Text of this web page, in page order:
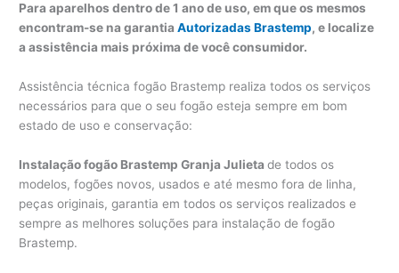
Para aparelhos dentro de 1 ano de uso, em que os mesmos
encontram-se na garantiaAutorizadas Brastemp, e localize
a assistência mais próxima de você consumidor.
Assistência técnica fogão Brastemp realiza todos os serviços
necessários para que o seu fogão esteja sempre em bom
estado de uso e conservação:
Instalação fogão Brastemp Granja Julietade todos os
modelos, fogões novos, usados e até mesmo fora de linha,
peças originais, garantia em todos os serviços realizados e
sempre as melhores soluções para instalação de fogão
Brastemp.